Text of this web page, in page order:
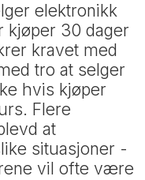
elektronikk
kjøper 30 dager
kravet med
tro at selger
hvis kjøper
Flere
at
situasjoner -
vil ofte være